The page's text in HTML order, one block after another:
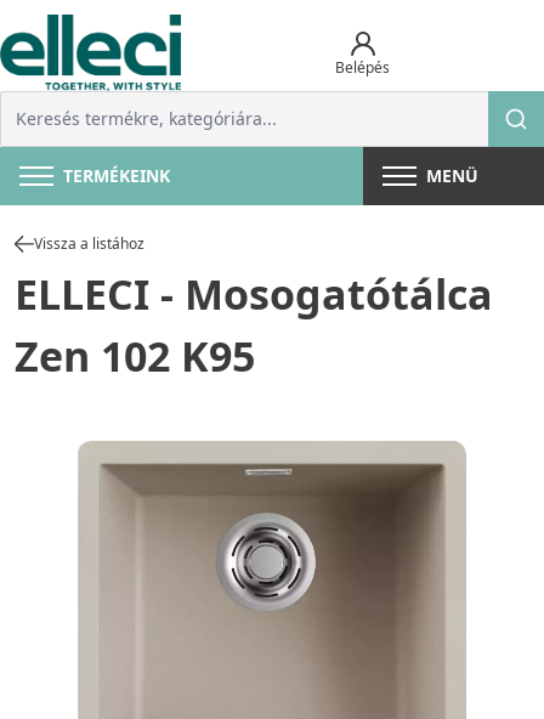
Belépés
TERMÉKEINK MENÜ
Vissza a listához
ELLECI - Mosogatótálca
Zen 102 K95